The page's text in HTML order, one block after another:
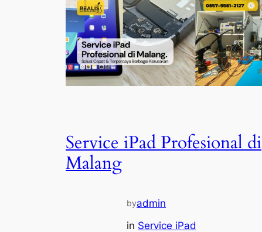
Service iPad Profesional di
Malang
byadmin
in Service iPad